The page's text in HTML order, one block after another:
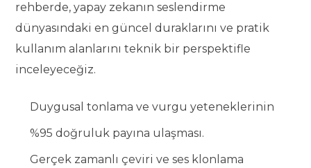
rehberde, yapay zekanın seslendirme
dünyasındaki en güncel duraklarını ve pratik
kullanım alanlarını teknik bir perspektifle
inceleyeceğiz.
Duygusal tonlama ve vurgu yeteneklerinin
%95 doğruluk payına ulaşması.
Gerçek zamanlı çeviri ve ses klonlama